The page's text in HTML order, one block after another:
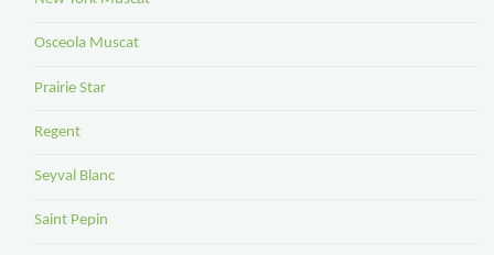
Osceola Muscat
Prairie Star
Regent
Seyval Blanc
Saint Pepin